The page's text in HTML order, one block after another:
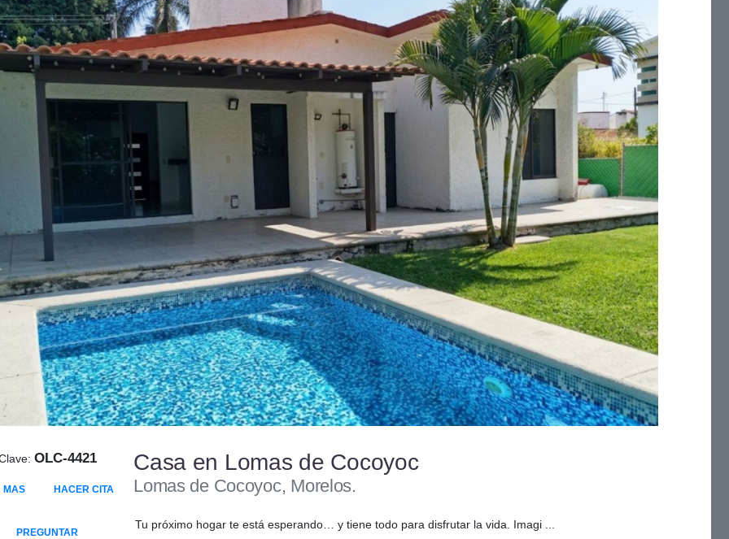
Casa en Lomas de Cocoyoc
Lomas de Cocoyoc, Morelos.
Tu próximo hogar te está esperando… y tiene todo para disfrutar la vida. Imagi ...
OLC-4421
MAS HACER CITA
PREGUNTAR